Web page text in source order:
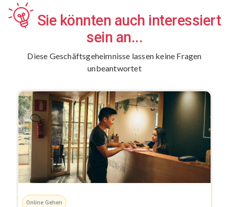
Sie könnten auch interessiert
sein an...
Diese Geschäftsgeheimnisse lassen keine Fragen
unbeantwortet
Online Gehen